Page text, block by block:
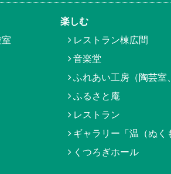
楽しむ
レストラン棟広間
音楽堂
ふれあい工房（陶芸室
ふるさと庵
レストラン
ギャラリー「温（ぬく
くつろぎホール